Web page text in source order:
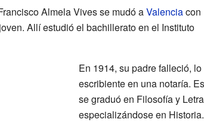
Almela Vives se mudó aValenciacon
Allí estudió el bachillerato en el Instituto
En 1914, su padre falleció,
escribiente en una notaría.
se graduó en Filosofía y
especializándose en Historia.